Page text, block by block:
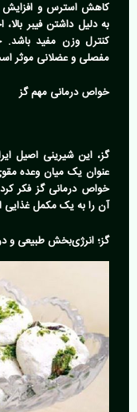
کاهش استرس و افزایش
به دلیل داشتن فیبر
کنترل وزن مفید
مفصلی و عضلانی موثر
خواص درمانی مهم گز
گز، این شیرینی اصیل
عنوان یک میان وعده
خواص درمانی گز فکر
آن را به یک مکمل غذایی
گز؛ انرژی‌بخش طبیعی و